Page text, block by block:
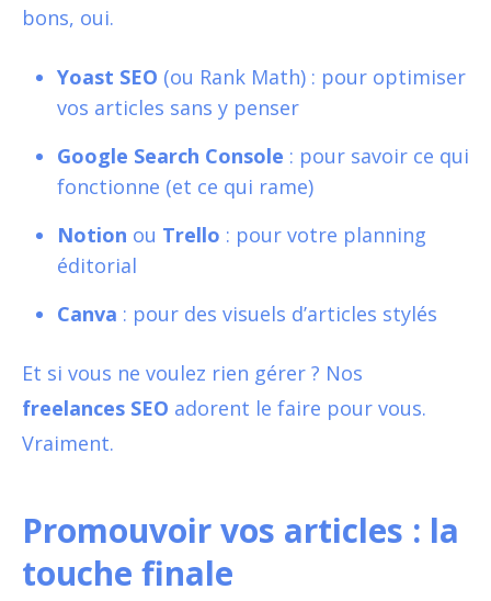
bons, oui.
Yoast SEO (ou Rank Math) : pour optimiser
vos articles sans y penser
Google Search Console : pour savoir ce qui
fonctionne (et ce qui rame)
Notion ou Trello : pour votre planning
éditorial
Canva : pour des visuels d’articles stylés
Et si vous ne voulez rien gérer ? Nos
freelances SEO adorent le faire pour vous.
Vraiment.
Promouvoir vos articles : la
touche finale